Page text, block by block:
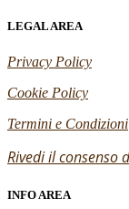
LEGAL AREA
Privacy Policy
Cookie Policy
Termini e Condizioni
Rivedi il consenso
INFO AREA